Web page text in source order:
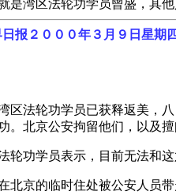
湾区法轮功学员曾盛，其
报２０００年３月９日星期
区法轮功学员已获释返美
北京公安拘留他们，以及擅
轮功学员表示，目前无法和这
北京的临时住处被公安人